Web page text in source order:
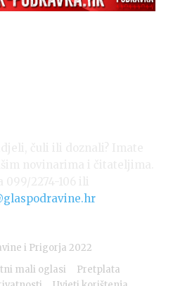
i Prigorja 2022
mali oglasi
Pretplata